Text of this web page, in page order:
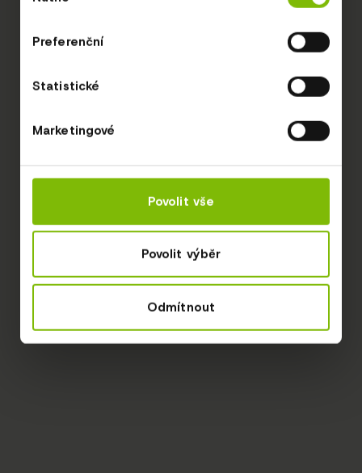
souhlasu
Preferenční
Statistické
Marketingové
Povolit vše
Povolit výběr
Odmítnout